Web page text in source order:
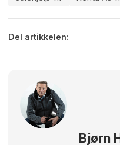
Del artikkelen:
Bjørn